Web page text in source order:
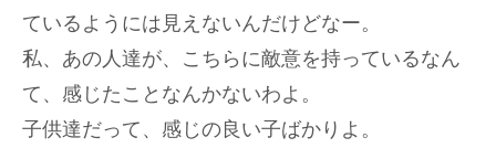
ているようには見えないんだけどなー。
私、あの人達が、こちらに敵意を持っているなん
て、感じたことなんかないわよ。
子供達だって、感じの良い子ばかりよ。